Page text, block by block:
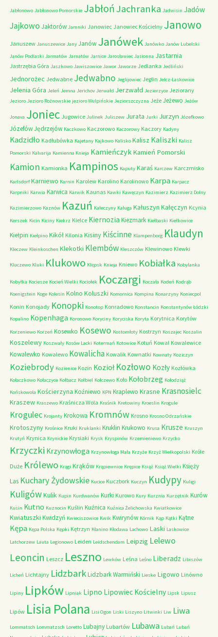
Jabłonowo Jabłonowo Pomorskie JabłońJachranka Jadwisin Jadów
Jajkowo Jaktorów Jamniki Janowiec Janowiec Kościelny Janowo
Januszew Januszewice Jany Janów Janówek Janówko Janów Lubelski
Janów Podlaski Jarmatów Jarnatów Jarnice Jarosławiec Jasionna Jastarnia
Jastrzębia Góra Jaszkowo Jawiszowice Jawor Jaworze Jedlanka Jedliński
Jednorożec Jedwabne Jedwabno Jeglijowiec Jeglin Jelcz-Laskowice
Jelenia Góra Jeleń Jemna Jerichov Jerwałd Jerzwałd Jezierzyce Jeziorany
Jezioro Jezioro Rożnowskie jezioro Wulpińskie Jeziorszczyzna Jeże Jeżewo Jeżów
Jonava Joniec Jugowice Julinek Juliszew Jurata Jurki Jurzyn Józefkowo
JózefówJędrzejów Kaczkowo Kaczorowo Kaczorowy Kaczory Kadyny
Kadzidło Kadłubówka Kajetany Kajkowo Kalisko Kalisz Kaliszki Kalisz
Pomorski Kalvarija Kamienna Knieja Kamieńczyk Kamień Pomorski
Kamion Kamionka Kampinos Kaputy Karaś Karczew Karczmisko
Karlsdorf Karniewo Karnin Karolew Karolino Karolinowo Karpa Karpacz
Karpniki Karwia Karwica Karwik Kaunas Kawki Kawęczyn Kazimierz Kazimierz Dolny
Kazimierzowo Kaznów Kazuń Kałeczyny Kaługa Kałuszyn Kałęczyn Kcynia
Kerszek Kicin Kiciny Kiekrz Kielce Kiernozia Kiezmark Kiełbaski Kiełkowice
Kiełpin Kiełpino Kikół Kilonia Kisiny Kiścinne Klampenborg Klaudyn
Kleczew Kleinkoschen Klekotki Klembów Kleszczów Klewinowo Klewki
Kluczewo Kluki Klukowo Klępsk Knieja Kniewo Kobiałka Kobylanka
Kobyłka Kociesze Kocień Wielki Kociołek Koczargi Koczała Kodeń Kodrąb
Koenigstein Koge Kolesin Kolno Koluszki Komornica Kompina Konarzyny Koniecpol
Konin Konojady Konopki Konotop Konradowo Konstancin Konstantynów Łódzki
Kopalino Kopenhaga Koronowo Koryciny Koryciska Koryta Korytnica Korytów
Korzeniewo Korzeń Kosewko Kosewo Kostomłoty Kostrzyn Koszajec Koszalin
Koszelewy Koszwały Kosów Lacki Kotermań Kotowice Kotuń Kowal Kowalewice
Kowalewko Kowalewo Kowalicha Kowalik Kownatki Kownaty Koziczyn
Koziebrody Kozienice Kozin Kozioł Kozłowo Kozły Kozłówka
Kołaczkowo Kołaczyce Kołbacz Kołbiel Kołczewo Koło Kołobrzeg Kołodziąż
Końskowola Kościerzyna Koźniewo KPN Kraplewo Krasne Krasnosielc
Kraszew Kraszewo Kraśnicza Wola Kraśnik Kretowiny Kroeslin Krogule
Krogulec Krojanty Krokowa Kromnów Krosno Krosno Odrzańskie
Krotoszyny Krośnice Kruki Kruklanki Kruklin Krukowo Krusa Krusze Kruszyn
Krutyń Krynica Krynickie Krysiaki Krysk Kryspinów Krzemieniewo Krzycko
Krzyczki Krzynowłoga Krzynowłoga Mała Krzyże Krzyż Wielkopolski Króle
Duże Królewo Krągi Krąków Krąpiewnice Krępice Książ Książ Wielki Księży
Las Kuchary Żydowskie Kucice Kuczbork Kuczyn Kudypy Kuligi
KuligówKulik Kupin Kurdwanów Kurki Kurowo Kury Kurznia Kurzętnik Kurów
Kusin Kutno Kuznocin Kuślin Kuźnica Kuźnica Żelichowska Kwiatkowice
Kwiatuszki Kwidzyń Kwieciszowice Kwik Kwirynów Kórnik Kąp Kątki Kątne
Kępa Kępa Polska Kępki Kętrzyn Kłanino Kłodawa Lachowo Laski Laskowice
Latchorzew Lauta Legionowo Leiden Leidschendam Leipzig Lelewo
Leoncin Leszcz Leszno Lewków Leśna Leśno Liberadz Libiszów
Licheń Lichtajny LidzbarkLidzbark Warmiński Lieske Ligowo Linówno
Lipiny Lipków Lipniak Lipno Lipowiec Kościelny Lipsk Lipusz
Lipów Lisia Polana Lisi Ogon Liski Liszyno Litwinki Liw Liwa
Lommatsch Lommatzsch Loretto Lubajny Lubartów Lubawa Lubań Lubań